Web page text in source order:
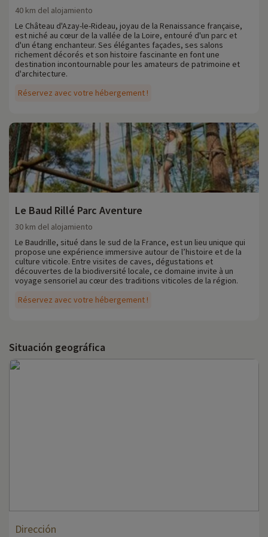
Réservez avec votre hébergement !
40 km del alojamiento
Le Château d'Azay-le-Rideau, joyau de la Renaissance française,
est niché au cœur de la vallée de la Loire, entouré d'un parc et
d'un étang enchanteur. Ses élégantes façades, ses salons
richement décorés et son histoire fascinante en font une
destination incontournable pour les amateurs de patrimoine et
d'architecture.
Le Baud Rillé Parc Aventure
Réservez avec votre hébergement !
30 km del alojamiento
Le Baudrille, situé dans le sud de la France, est un lieu unique qui
propose une expérience immersive autour de l’histoire et de la
culture viticole. Entre visites de caves, dégustations et
découvertes de la biodiversité locale, ce domaine invite à un
voyage sensoriel au cœur des traditions viticoles de la région.
Situación geográfica
Dirección